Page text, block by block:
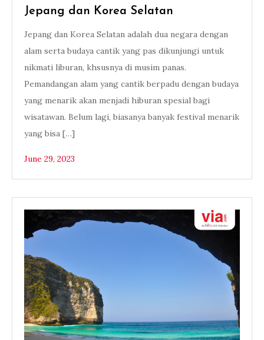
Jepang dan Korea Selatan
Jepang dan Korea Selatan adalah dua negara dengan
alam serta budaya cantik yang pas dikunjungi untuk
nikmati liburan, khsusnya di musim panas.
Pemandangan alam yang cantik berpadu dengan budaya
yang menarik akan menjadi hiburan spesial bagi
wisatawan. Belum lagi, biasanya banyak festival menarik
yang bisa […]
June 29, 2023